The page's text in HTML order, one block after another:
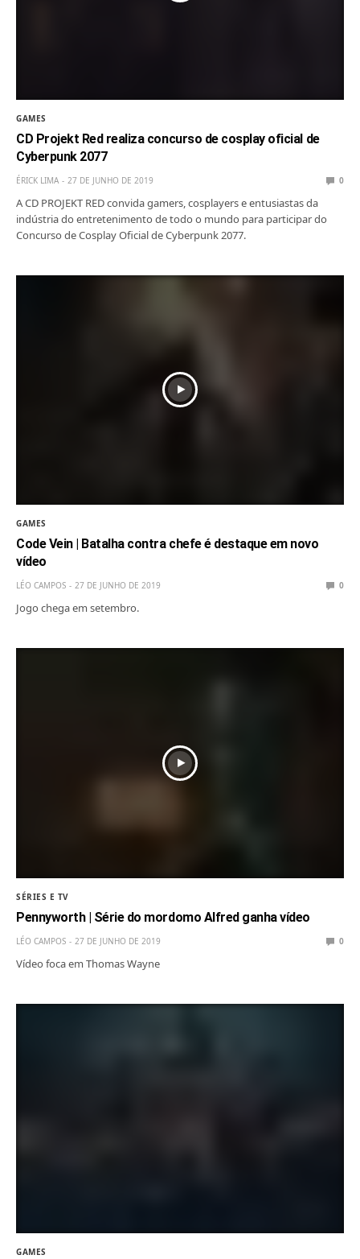
GAMES
CD Projekt Red realiza concurso de cosplay oficial de
Cyberpunk 2077
ÉRICK LIMA 27 DE JUNHO DE 2019 0
A CD PROJEKT RED convida gamers, cosplayers e entusiastas da
indústria do entretenimento de todo o mundo para participar do
Concurso de Cosplay Oficial de Cyberpunk 2077.
GAMES
Code Vein | Batalha contra chefe é destaque em novo
vídeo
LÉO CAMPOS 27 DE JUNHO DE 2019 0
Jogo chega em setembro.
SÉRIES E TV
Pennyworth | Série do mordomo Alfred ganha vídeo
LÉO CAMPOS 27 DE JUNHO DE 2019 0
Vídeo foca em Thomas Wayne
GAMES